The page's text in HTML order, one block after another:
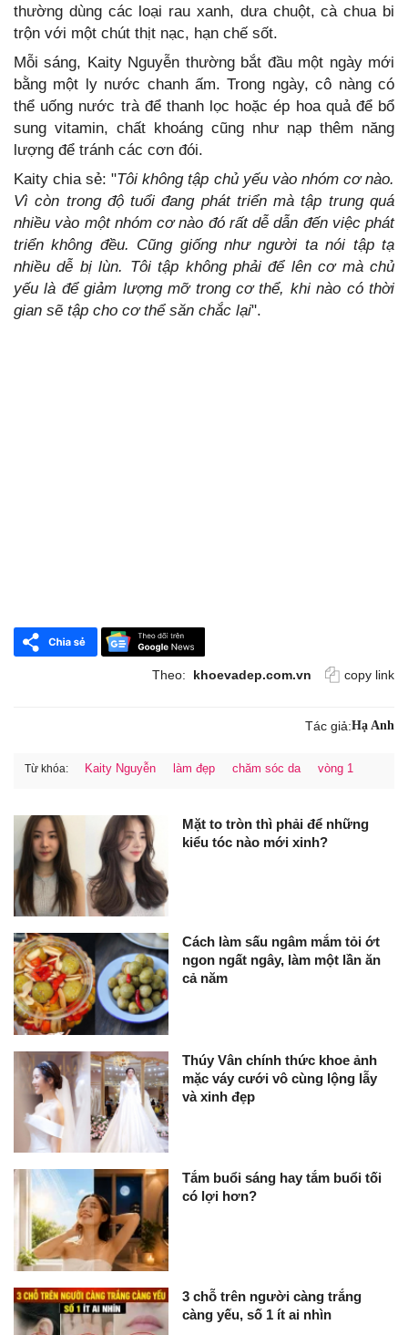
thường dùng các loại rau xanh, dưa chuột, cà chua bi
trộn với một chút thịt nạc, hạn chế sốt.
Mỗi sáng, Kaity Nguyễn thường bắt đầu một ngày mới
bằng một ly nước chanh ấm. Trong ngày, cô nàng có
thể uống nước trà để thanh lọc hoặc ép hoa quả để bổ
sung vitamin, chất khoáng cũng như nạp thêm năng
lượng để tránh các cơn đói.
Kaity chia sẻ: "Tôi không tập chủ yếu vào nhóm cơ nào.
Vì còn trong độ tuổi đang phát triển mà tập trung quá
nhiều vào một nhóm cơ nào đó rất dễ dẫn đến việc phát
triển không đều. Cũng giống như người ta nói tập tạ
nhiều dễ bị lùn. Tôi tập không phải để lên cơ mà chủ
yếu là để giảm lượng mỡ trong cơ thể, khi nào có thời
gian sẽ tập cho cơ thể săn chắc lại".
Theo: khoevadep.com.vn copy link
Tác giả:Hạ Anh
Từ khóa: Kaity Nguyễn làm đẹp chăm sóc da vòng 1
Mặt to tròn thì phải để những
kiểu tóc nào mới xinh?
Cách làm sấu ngâm mắm tỏi ớt
ngon ngất ngây, làm một lần ăn
cả năm
Thúy Vân chính thức khoe ảnh
mặc váy cưới vô cùng lộng lẫy
và xinh đẹp
Tắm buổi sáng hay tắm buổi tối
có lợi hơn?
3 chỗ trên người càng trắng
càng yếu, số 1 ít ai nhìn